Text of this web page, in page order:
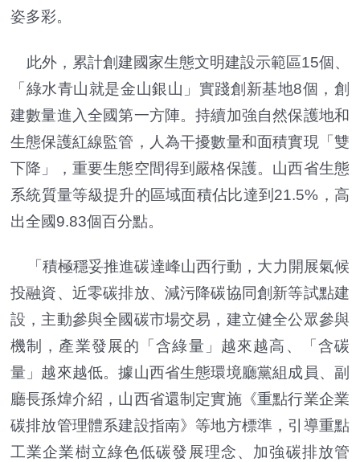
姿多彩。
此外，累計創建國家生態文明建設示範區15個、
「綠水青山就是金山銀山」實踐創新基地8個，創
建數量進入全國第一方陣。持續加強自然保護地和
生態保護紅線監管，人為干擾數量和面積實現「雙
下降」，重要生態空間得到嚴格保護。山西省生態
系統質量等級提升的區域面積佔比達到21.5%，高
出全國9.83個百分點。
「積極穩妥推進碳達峰山西行動，大力開展氣候
投融資、近零碳排放、減污降碳協同創新等試點建
設，主動參與全國碳市場交易，建立健全公眾參與
機制，產業發展的「含綠量」越來越高、「含碳
量」越來越低。據山西省生態環境廳黨組成員、副
廳長孫煒介紹，山西省還制定實施《重點行業企業
碳排放管理體系建設指南》等地方標準，引導重點
工業企業樹立綠色低碳發展理念、加強碳排放管